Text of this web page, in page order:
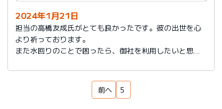
2024年1月21日
担当の高橋友成氏がとても良かったです。彼の出世を心
より祈っております。
また水回りのことで困ったら、御社を利用したいと思い
前へ 5